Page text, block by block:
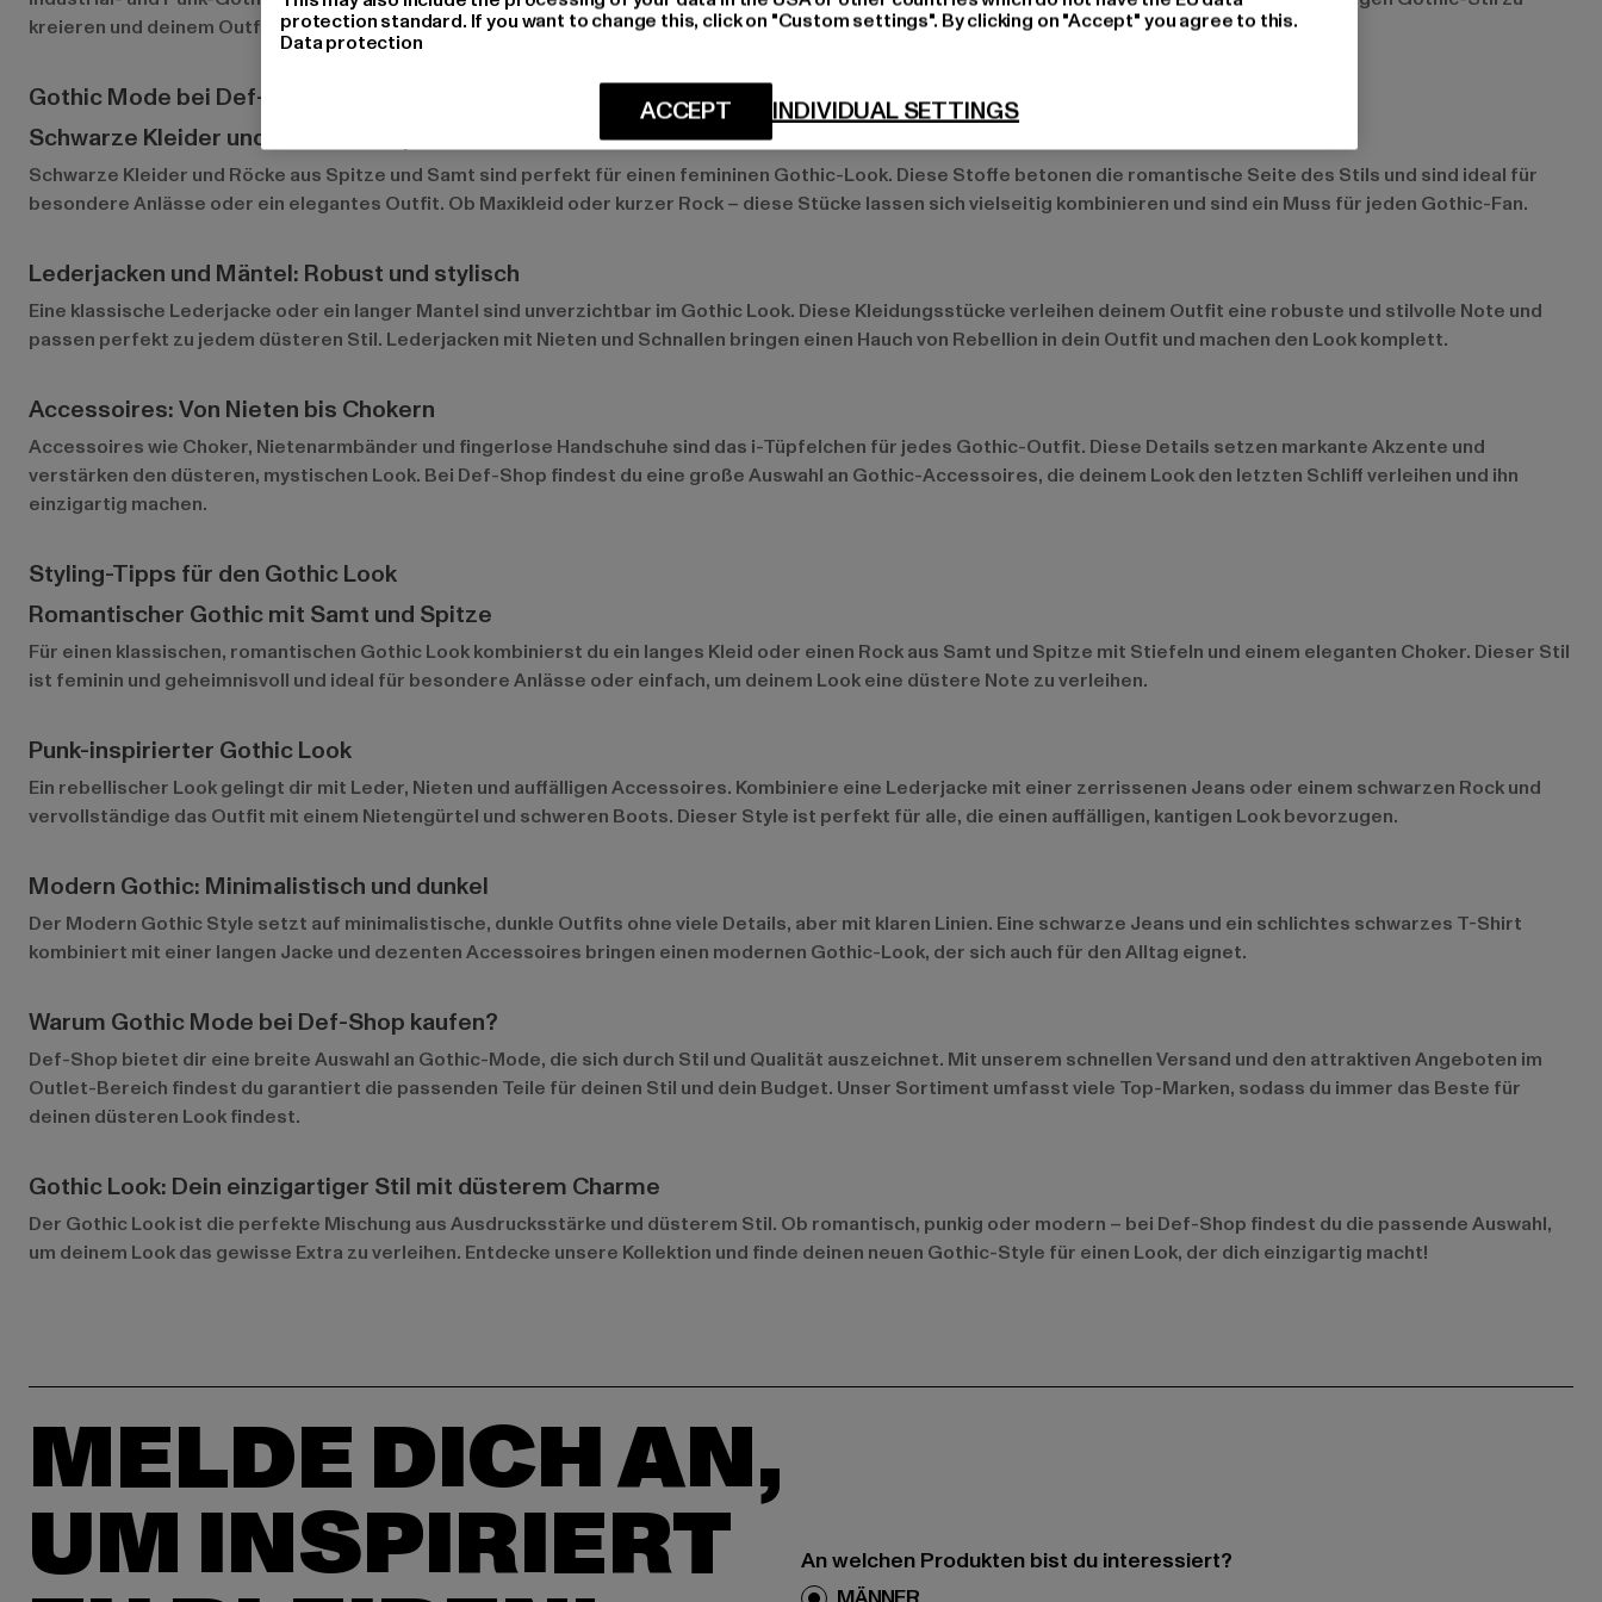
kreieren und deinem Outfit eine persönliche Note zu geben.
Gothic Mode bei Def-Shop
Schwarze Kleider und Röcke mit Spitze und Samt
Schwarze Kleider und Röcke aus Spitze und Samt sind perfekt für einen femininen Gothic-Look. Diese Stoffe betonen die romantische Seite des Stils und sind ideal für
besondere Anlässe oder ein elegantes Outfit. Ob Maxikleid oder kurzer Rock – diese Stücke lassen sich vielseitig kombinieren und sind ein Muss für jeden Gothic-Fan.
Lederjacken und Mäntel: Robust und stylisch
Eine klassische Lederjacke oder ein langer Mantel sind unverzichtbar im Gothic Look. Diese Kleidungsstücke verleihen deinem Outfit eine robuste und stilvolle Note und
passen perfekt zu jedem düsteren Stil. Lederjacken mit Nieten und Schnallen bringen einen Hauch von Rebellion in dein Outfit und machen den Look komplett.
Accessoires: Von Nieten bis Chokern
Accessoires wie Choker, Nietenarmbänder und fingerlose Handschuhe sind das i-Tüpfelchen für jedes Gothic-Outfit. Diese Details setzen markante Akzente und
verstärken den düsteren, mystischen Look. Bei Def-Shop findest du eine große Auswahl an Gothic-Accessoires, die deinem Look den letzten Schliff verleihen und ihn
einzigartig machen.
Styling-Tipps für den Gothic Look
Romantischer Gothic mit Samt und Spitze
Für einen klassischen, romantischen Gothic Look kombinierst du ein langes Kleid oder einen Rock aus Samt und Spitze mit Stiefeln und einem eleganten Choker. Dieser Stil
ist feminin und geheimnisvoll und ideal für besondere Anlässe oder einfach, um deinem Look eine düstere Note zu verleihen.
Punk-inspirierter Gothic Look
Ein rebellischer Look gelingt dir mit Leder, Nieten und auffälligen Accessoires. Kombiniere eine Lederjacke mit einer zerrissenen Jeans oder einem schwarzen Rock und
vervollständige das Outfit mit einem Nietengürtel und schweren Boots. Dieser Style ist perfekt für alle, die einen auffälligen, kantigen Look bevorzugen.
Modern Gothic: Minimalistisch und dunkel
Der Modern Gothic Style setzt auf minimalistische, dunkle Outfits ohne viele Details, aber mit klaren Linien. Eine schwarze Jeans und ein schlichtes schwarzes T-Shirt
kombiniert mit einer langen Jacke und dezenten Accessoires bringen einen modernen Gothic-Look, der sich auch für den Alltag eignet.
Warum Gothic Mode bei Def-Shop kaufen?
Def-Shop bietet dir eine breite Auswahl an Gothic-Mode, die sich durch Stil und Qualität auszeichnet. Mit unserem schnellen Versand und den attraktiven Angeboten im
Outlet-Bereich findest du garantiert die passenden Teile für deinen Stil und dein Budget. Unser Sortiment umfasst viele Top-Marken, sodass du immer das Beste für
deinen düsteren Look findest.
Gothic Look: Dein einzigartiger Stil mit düsterem Charme
Der Gothic Look ist die perfekte Mischung aus Ausdrucksstärke und düsterem Stil. Ob romantisch, punkig oder modern – bei Def-Shop findest du die passende Auswahl,
um deinem Look das gewisse Extra zu verleihen. Entdecke unsere Kollektion und finde deinen neuen Gothic-Style für einen Look, der dich einzigartig macht!
MELDE DICH AN,
UM INSPIRIERT
An welchen Produkten bist du interessiert?
protection standard. If you want to change this, click on "Custom settings". By clicking on "Accept" you agree to this.
Data protection
INDIVIDUAL SETTINGS
ACCEPT